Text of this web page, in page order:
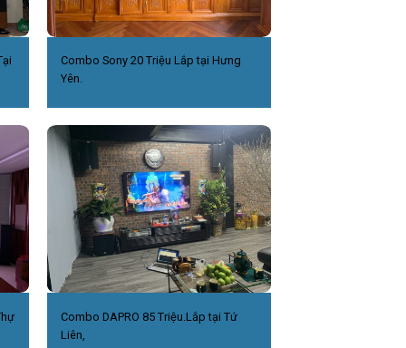
Combo Sony 20 Triệu Lắp tại Hưng
Yên.
Combo DAPRO 85 Triệu.Lắp tại Tứ
Liên,